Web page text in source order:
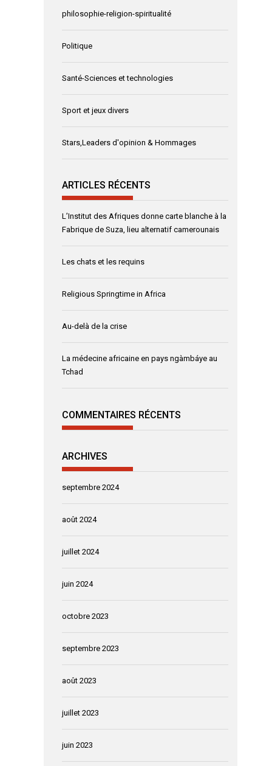
philosophie-religion-spiritualité
Politique
Santé-Sciences et technologies
Sport et jeux divers
Stars,Leaders d'opinion & Hommages
ARTICLES RÉCENTS
L’Institut des Afriques donne carte blanche à la
Fabrique de Suza, lieu alternatif camerounais
Les chats et les requins
Religious Springtime in Africa
Au-delà de la crise
La médecine africaine en pays ngàmbáye au
Tchad
COMMENTAIRES RÉCENTS
ARCHIVES
septembre 2024
août 2024
juillet 2024
juin 2024
octobre 2023
septembre 2023
août 2023
juillet 2023
juin 2023